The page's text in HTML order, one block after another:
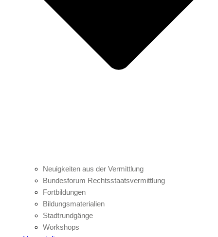
Neuigkeiten aus der Vermittlung
Bundesforum Rechtsstaatsvermittlung
Fortbildungen
Bildungsmaterialien
Stadtrundgänge
Workshops